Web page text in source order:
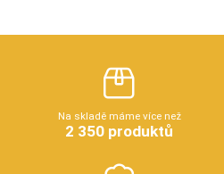
Na skladě máme více než
2 350 produktů